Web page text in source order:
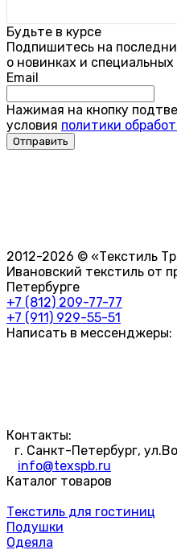
Будьте в курсе
Подпишитесь на
о новинках и
Email
Нажимая на кнопку
условия политики
2012-2026 © «Текстиль
Ивановский текстиль от
Петербурге
+7 (812) 209-77-77
+7 (911) 929-55-51
Написать в мессенджеры:
Контакты:
г. Санкт-Петербург,
info@texspb.ru
Каталог товаров
Текстиль для гостиниц
Подушки
Одеяла